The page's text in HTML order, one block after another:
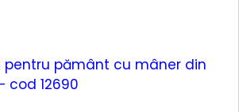
pentru pământ cu mâner din
cod 12690